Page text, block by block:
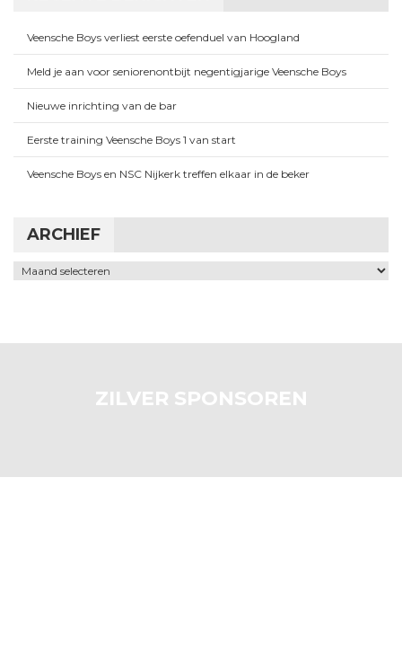
Veensche Boys verliest eerste oefenduel van Hoogland
Meld je aan voor seniorenontbijt negentigjarige Veensche Boys
Nieuwe inrichting van de bar
Eerste training Veensche Boys 1 van start
Veensche Boys en NSC Nijkerk treffen elkaar in de beker
ARCHIEF
Archief
ZILVER SPONSOREN